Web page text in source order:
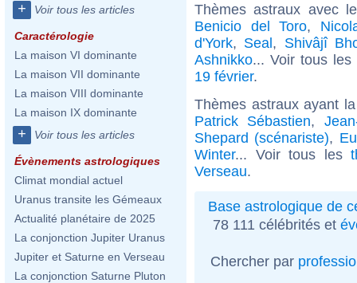
+ Voir tous les articles
Caractérologie
La maison VI dominante
La maison VII dominante
La maison VIII dominante
La maison IX dominante
+ Voir tous les articles
Évènements astrologiques
Climat mondial actuel
Uranus transite les Gémeaux
Actualité planétaire de 2025
La conjonction Jupiter Uranus
Jupiter et Saturne en Verseau
La conjonction Saturne Pluton
Thèmes astraux avec
Benicio del Toro,
d'York, Seal, Shivâjî
Ashnikko... Voir tous les
19 février.
Thèmes astraux ayant
Patrick Sébastien,
Shepard (scénariste),
Winter... Voir tous les
Verseau.
Base astrologique de
78 111 célébrités et
Chercher par